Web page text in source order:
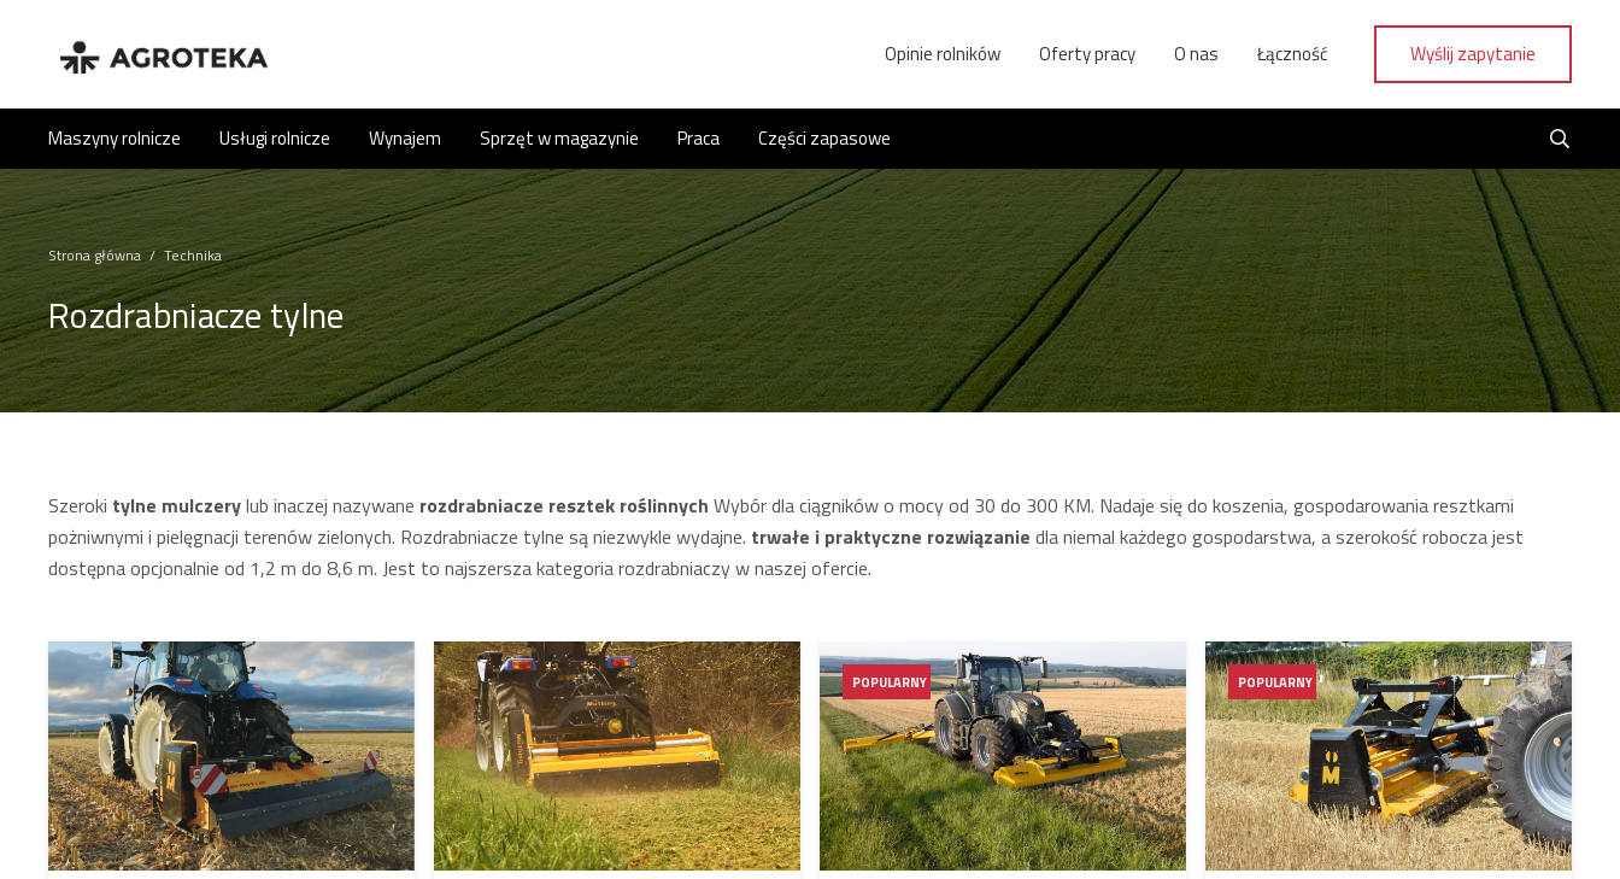
Opinie rolników Oferty pracy O nas Łączność Wyślij zapytanie
Maszyny rolnicze Usługi rolnicze Wynajem Sprzęt w magazynie Praca Części zapasowe
Strona główna / Technika
Rozdrabniacze tylne
Szeroki tylne mulczerylub inaczej nazywane rozdrabniacze resztek roślinnych Wybór dla ciągników o mocy od 30 do 300 KM. Nadaje się do koszenia, gospodarowania resztkami
pożniwnymi i pielęgnacji terenów zielonych. Rozdrabniacze tylne są niezwykle wydajne. trwałe i praktyczne rozwiązanie dla niemal każdego gospodarstwa, a szerokość robocza jest
dostępna opcjonalnie od 1,2 m do 8,6 m. Jest to najszersza kategoria rozdrabniaczy w naszej ofercie.
POPULARNY POPULARNY